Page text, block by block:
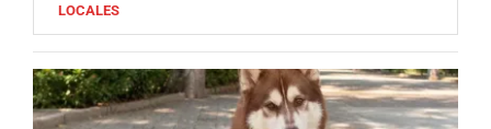
LOCALES